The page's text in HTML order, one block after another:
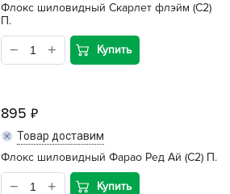
Флокс шиловидный Скарлет флэйм (С2)
П.
Купить
895
Товар доставим
Флокс шиловидный Фарао Ред Ай (С2) П.
Купить